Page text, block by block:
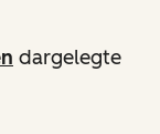
dargelegte